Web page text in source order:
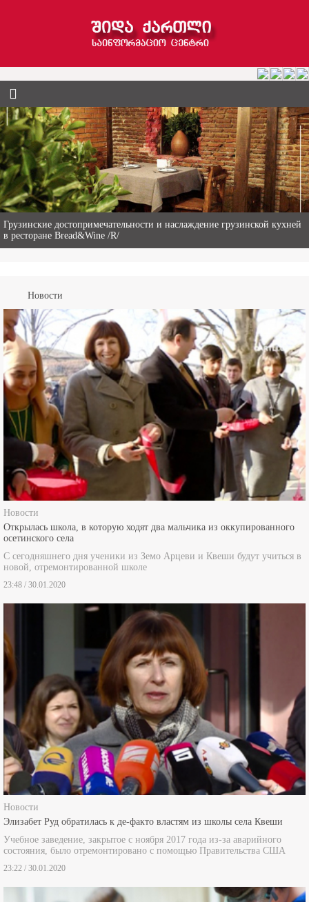
Гиви Абалаки – 86-летний фермер из Горийского муниципалитета
Новости
Открылась школа, в которую ходят два мальчика из оккупированного
осетинского села
новой, отремонтированной школе
23:48 / 30.01.2020
Новости
Элизабет Руд обратилась к де-факто властям из школы села Квеши
Учебное заведение, закрытое с ноября 2017 года из-за аварийного
состояния, было отремонтировано с помощью Правительства США
23:22 / 30.01.2020